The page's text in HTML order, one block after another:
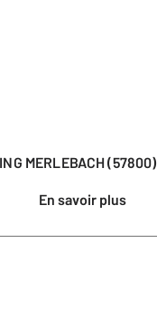
MERLEBACH (57800)
En savoir plus